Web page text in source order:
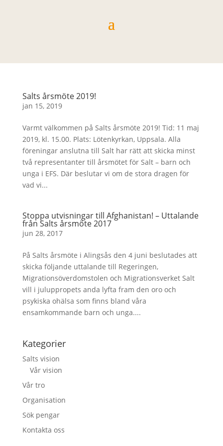
Salts årsmöte 2019!
jan 15, 2019
Varmt välkommen på Salts årsmöte 2019! Tid: 11 maj
2019, kl. 15.00. Plats: Lötenkyrkan, Uppsala. Alla
föreningar anslutna till Salt har rätt att skicka minst
två representanter till årsmötet för Salt – barn och
unga i EFS. Där beslutar vi om de stora dragen för
vad vi...
Stoppa utvisningar till Afghanistan! – Uttalande
från Salts årsmöte 2017
jun 28, 2017
På Salts årsmöte i Alingsås den 4 juni beslutades att
skicka följande uttalande till Regeringen,
Migrationsöverdomstolen och Migrationsverket Salt
vill i juluppropets anda lyfta fram den oro och
psykiska ohälsa som finns bland våra
ensamkommande barn och unga....
Kategorier
Salts vision
Vår vision
Vår tro
Organisation
Sök pengar
Kontakta oss